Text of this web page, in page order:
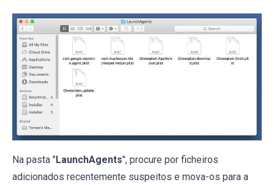
Na pasta "LaunchAgents", procure por ficheiros
adicionados recentemente suspeitos e mova-os para a